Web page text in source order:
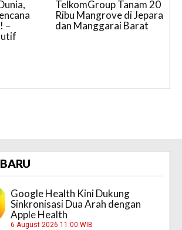
–
TelkomGroup Tanam 20
Ribu Mangrove di Jepara
dan Manggarai Barat
Google Health Kini Dukung
Sinkronisasi Dua Arah dengan
Apple Health
6 August 2026 11:00 WIB